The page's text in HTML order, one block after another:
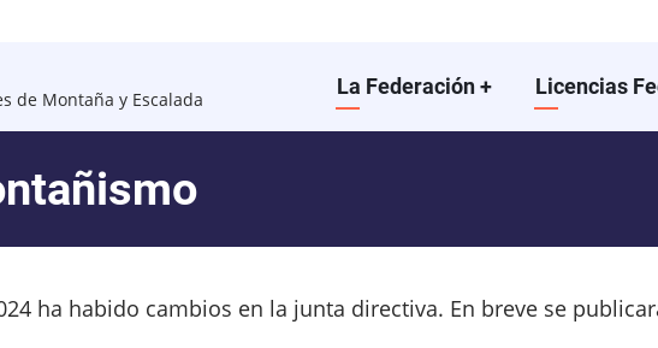
de Montaña y Escalada
Main
La Federación+ Licencias
ha habido cambios en la junta directiva. En breve se